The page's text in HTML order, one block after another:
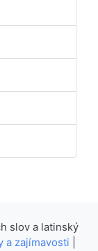
slov a latinský
a zajímavosti